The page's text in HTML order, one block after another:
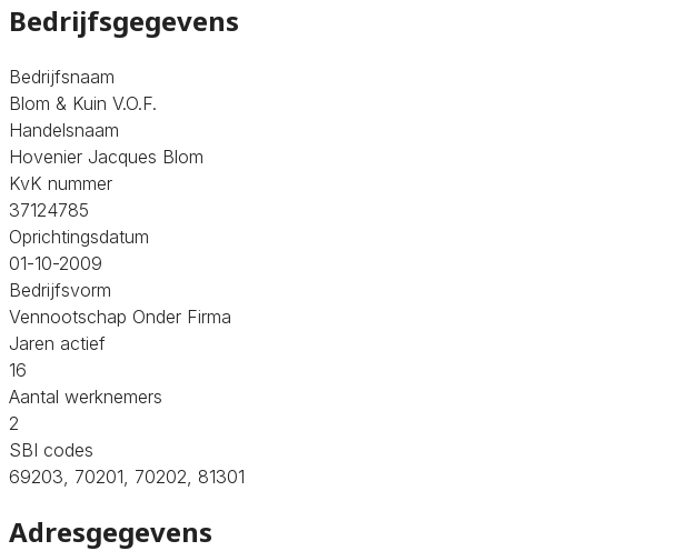
Bedrijfsgegevens
Bedrijfsnaam
Blom & Kuin V.O.F.
Handelsnaam
Hovenier Jacques Blom
KvK nummer
37124785
Oprichtingsdatum
01-10-2009
Bedrijfsvorm
Vennootschap Onder Firma
Jaren actief
16
Aantal werknemers
2
SBI codes
69203, 70201, 70202, 81301
Adresgegevens